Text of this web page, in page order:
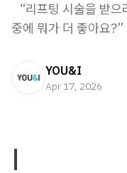
“리프팅 시술을 받
중에 뭐가 더 좋아요?” ​
YOU&I
Apr 17, 2026